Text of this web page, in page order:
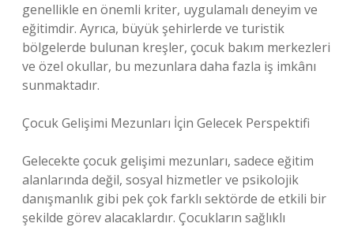
genellikle en önemli kriter, uygulamalı deneyim ve
eğitimdir. Ayrıca, büyük şehirlerde ve turistik
bölgelerde bulunan kreşler, çocuk bakım merkezleri
ve özel okullar, bu mezunlara daha fazla iş imkânı
sunmaktadır.
Çocuk Gelişimi Mezunları İçin Gelecek Perspektifi
Gelecekte çocuk gelişimi mezunları, sadece eğitim
alanlarında değil, sosyal hizmetler ve psikolojik
danışmanlık gibi pek çok farklı sektörde de etkili bir
şekilde görev alacaklardır. Çocukların sağlıklı